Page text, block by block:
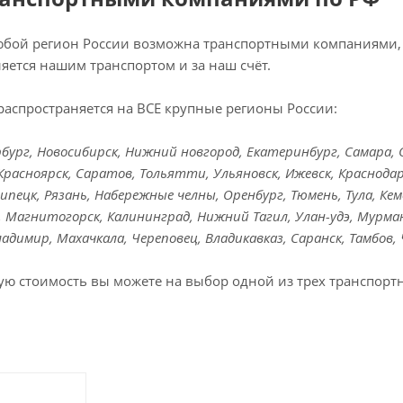
регион России возможна транспортными
нашим транспортом и за наш счёт.
на ВСЕ крупные регионы России:
Новосибирск, Нижний новгород, Екатеринбург, Самара,
Саратов, Тольятти, Ульяновск, Ижевск,
Рязань, Набережные челны, Оренбург, Тюмень, Тула,
Магнитогорск, Калининград, Нижний Тагил, Улан-удэ,
Махачкала, Череповец, Владикавказ, Саранск,
стоимость вы можете на выбор одной из трех